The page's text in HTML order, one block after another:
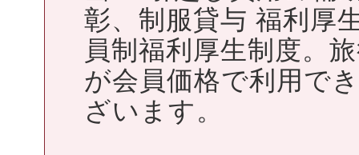
彰、制服貸与 福利厚
員制福利厚生制度。
が会員価格で利用で
ざいます。